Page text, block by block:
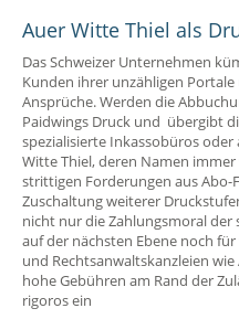
Auer Witte Thiel als
Das Schweizer Unternehmen
Kunden ihrer unzähligen
Ansprüche. Werden die
Paidwings Druck und übergibt
spezialisierte Inkassobüros
Witte Thiel, deren Namen
strittigen Forderungen aus
Zuschaltung weiterer
nicht nur die Zahlungsmoral
auf der nächsten Ebene noch
und Rechtsanwaltskanzleien
hohe Gebühren am Rand der
rigoros ein